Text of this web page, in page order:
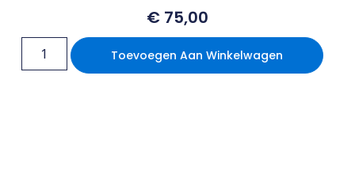
€ 75,00
Toevoegen Aan Winkelwagen